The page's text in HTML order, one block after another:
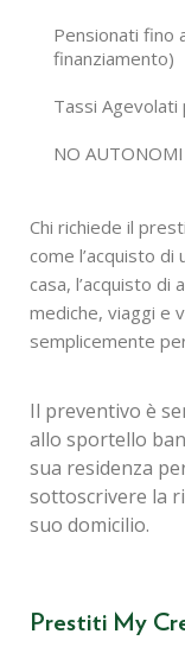
Pensionati fino
finanziamento)
Tassi Agevolati
NO AUTONOMI
Chi richiede il
come l’acquisto
casa, l’acquisto
mediche, viaggi e
semplicemente
Il preventivo è
allo sportello
sua residenza
sottoscrivere la
suo domicilio.
Prestiti My